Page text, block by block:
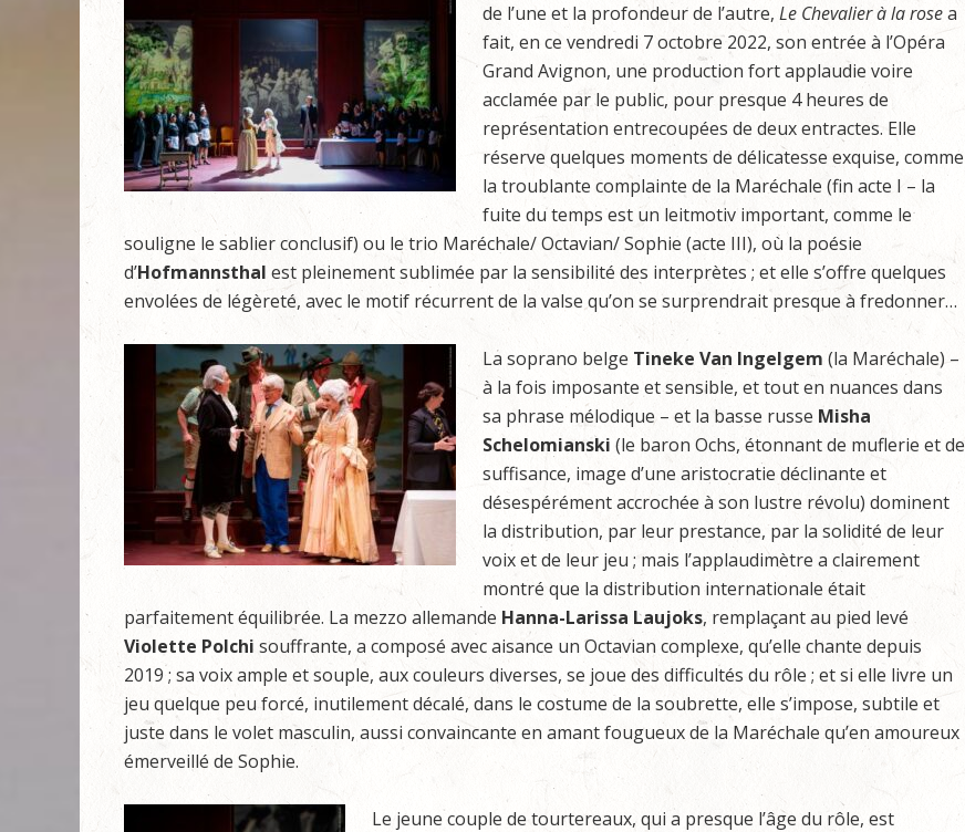
de l’une et la profondeur de l’autre, Le Chevalier à la rosea
fait, en ce vendredi 7 octobre 2022, son entrée à l’Opéra
Grand Avignon, une production fort applaudie voire
acclamée par le public, pour presque 4 heures de
représentation entrecoupées de deux entractes. Elle
réserve quelques moments de délicatesse exquise, comme
la troublante complainte de la Maréchale (fin acte I – la
fuite du temps est un leitmotiv important, comme le
souligne le sablier conclusif) ou le trio Maréchale/ Octavian/ Sophie (acte III), où la poésie
d’Hofmannsthal est pleinement sublimée par la sensibilité des interprètes ; et elle s’offre quelques
envolées de légèreté, avec le motif récurrent de la valse qu’on se surprendrait presque à fredonner…
La soprano belge Tineke Van Ingelgem (la Maréchale) –
à la fois imposante et sensible, et tout en nuances dans
sa phrase mélodique – et la basse russe Misha
Schelomianski (le baron Ochs, étonnant de muflerie et de
suffisance, image d’une aristocratie déclinante et
désespérément accrochée à son lustre révolu) dominent
la distribution, par leur prestance, par la solidité de leur
voix et de leur jeu ; mais l’applaudimètre a clairement
montré que la distribution internationale était
parfaitement équilibrée. La mezzo allemande Hanna-Larissa Laujoks, remplaçant au pied levé
Violette Polchi souffrante, a composé avec aisance un Octavian complexe, qu’elle chante depuis
2019 ; sa voix ample et souple, aux couleurs diverses, se joue des difficultés du rôle ; et si elle livre un
jeu quelque peu forcé, inutilement décalé, dans le costume de la soubrette, elle s’impose, subtile et
juste dans le volet masculin, aussi convaincante en amant fougueux de la Maréchale qu’en amoureux
émerveillé de Sophie.
Le jeune couple de tourtereaux, qui a presque l’âge du rôle, est